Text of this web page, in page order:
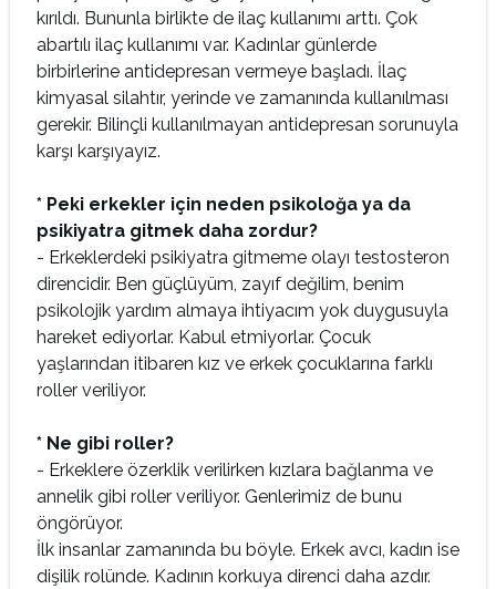
kırıldı. Bununla birlikte de ilaç kullanımı arttı. Çok
abartılı ilaç kullanımı var. Kadınlar günlerde
birbirlerine antidepresan vermeye başladı. İlaç
kimyasal silahtır, yerinde ve zamanında kullanılması
gerekir. Bilinçli kullanılmayan antidepresan sorunuyla
karşı karşıyayız.
* Peki erkekler için neden psikoloğa ya da
psikiyatra gitmek daha zordur?
- Erkeklerdeki psikiyatra gitmeme olayı testosteron
direncidir. Ben güçlüyüm, zayıf değilim, benim
psikolojik yardım almaya ihtiyacım yok duygusuyla
hareket ediyorlar. Kabul etmiyorlar. Çocuk
yaşlarından itibaren kız ve erkek çocuklarına farklı
roller veriliyor.
* Ne gibi roller?
- Erkeklere özerklik verilirken kızlara bağlanma ve
annelik gibi roller veriliyor. Genlerimiz de bunu
öngörüyor.
İlk insanlar zamanında bu böyle. Erkek avcı, kadın ise
dişilik rolünde. Kadının korkuya direnci daha azdır.